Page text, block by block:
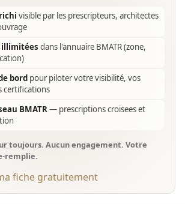
visible par les prescripteurs, architectes
illimitées dans l'annuaire BMATR (zone,
bord pour piloter votre visibilité, vos
certifications
BMATR— prescriptions croisees et
toujours. Aucun engagement. Votre
remplie.
fiche gratuitement